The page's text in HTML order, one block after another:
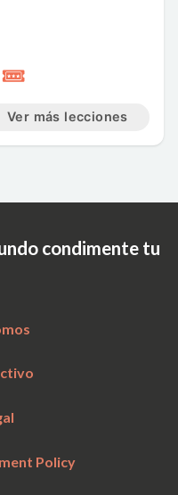
Ver más lecciones
condimente tu
Policy